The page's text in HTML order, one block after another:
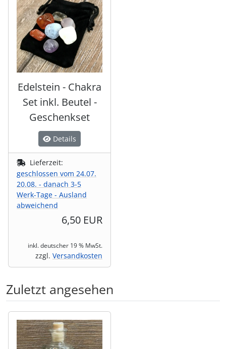
Edelstein - Chakra
Set inkl. Beutel -
Geschenkset
Details
Lieferzeit:
geschlossen vom 24.07.
20.08. - danach 3-5
Werk-Tage - Ausland
abweichend
6,50 EUR
inkl. deutscher 19 % MwSt.
zzgl. Versandkosten
Zuletzt angesehen
Es folgt ein Produktslider - navigieren Sie mit der Tab-